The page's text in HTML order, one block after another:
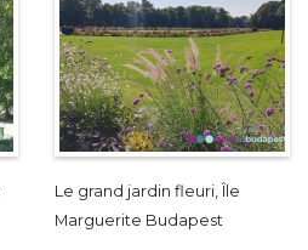
Le grand jardin fleuri, Île
Marguerite Budapest